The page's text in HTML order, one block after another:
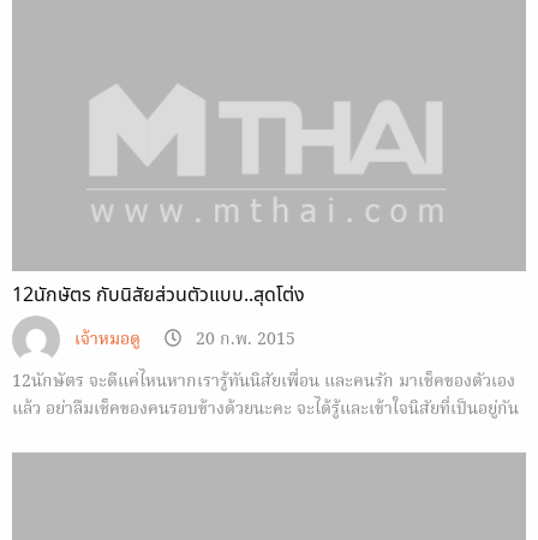
12นักษัตร กับนิสัยส่วนตัวแบบ..สุดโต่ง
เจ้าหมอดู
20 ก.พ. 2015
12นักษัตร จะดีแค่ไหนหากเรารู้ทันนิสัยเพื่อน และคนรัก มาเช็คของตัวเอง
แล้ว อย่าลืมเช็คของคนรอบข้างด้วยนะคะ จะได้รู้และเข้าใจนิสัยที่เป็นอยู่กัน